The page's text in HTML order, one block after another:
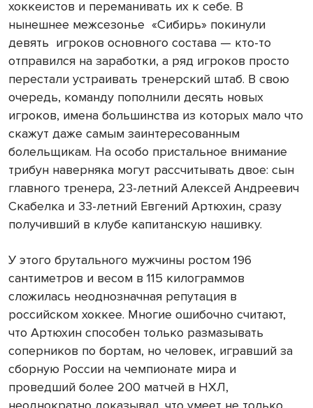
хоккеистов и переманивать их к себе. В
нынешнее межсезонье «Сибирь» покинули
девять игроков основного состава — кто-то
отправился на заработки, а ряд игроков просто
перестали устраивать тренерский штаб. В свою
очередь, команду пополнили десять новых
игроков, имена большинства из которых мало что
скажут даже самым заинтересованным
болельщикам. На особо пристальное внимание
трибун наверняка могут рассчитывать двое: сын
главного тренера, 23-летний Алексей Андреевич
Скабелка и 33-летний Евгений Артюхин, сразу
получивший в клубе капитанскую нашивку.
У этого брутального мужчины ростом 196
сантиметров и весом в 115 килограммов
сложилась неоднозначная репутация в
российском хоккее. Многие ошибочно считают,
что Артюхин способен только размазывать
соперников по бортам, но человек, игравший за
сборную России на чемпионате мира и
проведший более 200 матчей в НХЛ,